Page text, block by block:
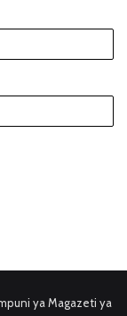
ya Magazeti ya